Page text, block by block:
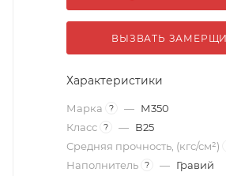
ВЫЗВАТЬ
Характеристики
Марка ? — М350
Класс ? — В25
Средняя прочность, (кгс/см²)
Наполнитель ? — Гравий